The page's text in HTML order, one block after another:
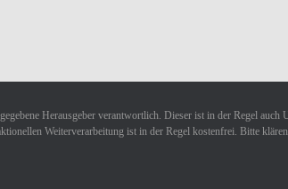
Herausgeber verantwortlich. Dieser ist in der Regel auch
Weiterverarbeitung ist in der Regel kostenfrei. Bitte